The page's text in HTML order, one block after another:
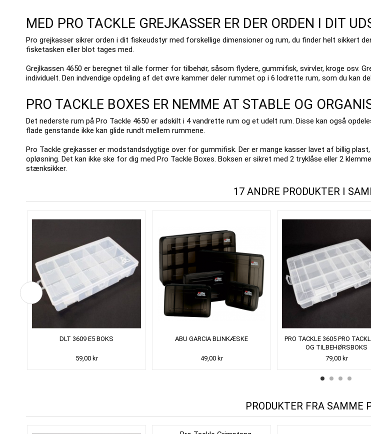
MED PRO TACKLE GREJKASSER ER DER ORDEN I DIT
Pro grejkasser sikrer orden i dit fiskeudstyr med forskellige dimensioner og rum, du finder helt sikkert
fisketasken eller blot tages med.
Grejlkassen 4650 er beregnet til alle former for tilbehør, såsom flydere, gummifisk, svirvler, kroge osv.
individuelt. Den indvendige opdeling af det øvre kammer deler rummet op i 6 lodrette rum, som du kan
PRO TACKLE BOXES ER NEMME AT STABLE OG
Det nederste rum på Pro Tackle 4650 er adskilt i 4 vandrette rum og et udelt rum. Disse kan også
flade genstande ikke kan glide rundt mellem rummene.
Pro Tackle grejkasser er modstandsdygtige over for gummifisk. Der er mange kasser lavet af billig
opløsning. Det kan ikke ske for dig med Pro Tackle Boxes. Boksen er sikret med 2 tryklåse eller 2
stænksikker.
17 ANDRE PRODUKTER I
DLT 3609 E5 BOKS
59,00 kr
ABU GARCIA BLINKÆSKE
49,00 kr
PRO TACKLE 3605 PRO
OG TILBEHØRSBOKS
79,00 kr
PRODUKTER FRA SAMME